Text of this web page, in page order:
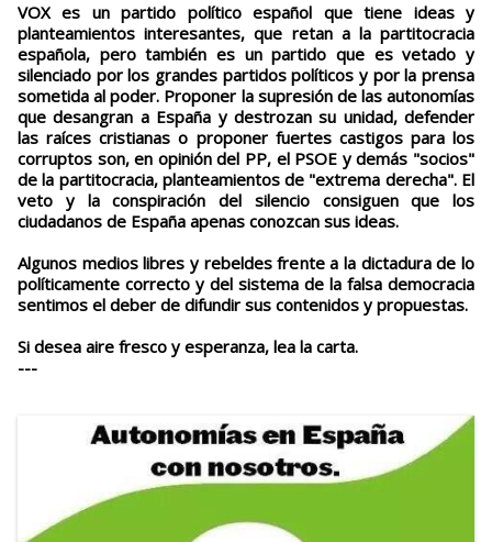
VOX es un partido político español que tiene ideas y
planteamientos interesantes, que retan a la partitocracia
española, pero también es un partido que es vetado y
silenciado por los grandes partidos políticos y por la prensa
sometida al poder. Proponer la supresión de las autonomías
que desangran a España y destrozan su unidad, defender
las raíces cristianas o proponer fuertes castigos para los
corruptos son, en opinión del PP, el PSOE y demás "socios"
de la partitocracia, planteamientos de "extrema derecha". El
veto y la conspiración del silencio consiguen que los
ciudadanos de España apenas conozcan sus ideas.
Algunos medios libres y rebeldes frente a la dictadura de lo
políticamente correcto y del sistema de la falsa democracia
sentimos el deber de difundir sus contenidos y propuestas.
Si desea aire fresco y esperanza, lea la carta.
---